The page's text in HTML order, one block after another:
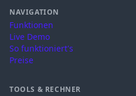
NAVIGATION
Funktionen
Live Demo
So funktioniert's
Preise
TOOLS & RECHNER